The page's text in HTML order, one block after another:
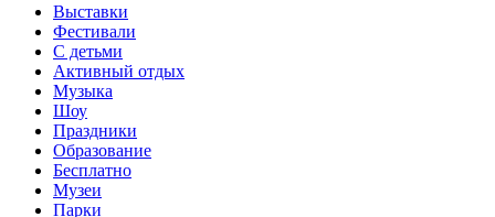
Выставки
Фестивали
С детьми
Активный отдых
Музыка
Шоу
Праздники
Образование
Бесплатно
Музеи
Парки